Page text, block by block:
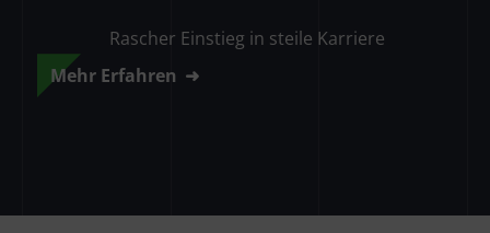
Rascher Einstieg in steile Karriere
Mehr Erfahren